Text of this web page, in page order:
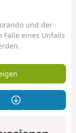
und der
eines Unfalls